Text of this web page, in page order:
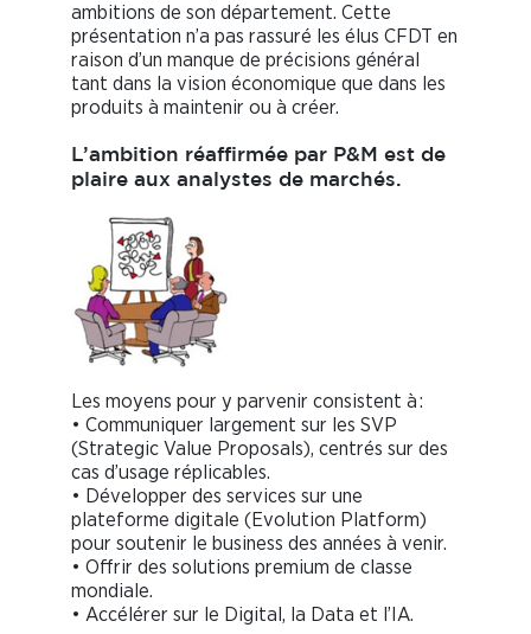
ambitions de son département. Cette
présentation n’a pas rassuré les élus CFDT en
raison d’un manque de précisions général
tant dans la vision économique que dans les
produits à maintenir ou à créer.
L’ambition réaffirmée par P&M est de
plaire aux analystes de marchés.
Les moyens pour y parvenir consistent à :
• Communiquer largement sur les SVP
(Strategic Value Proposals), centrés sur des
cas d’usage réplicables.
• Développer des services sur une
plateforme digitale (Evolution Platform)
pour soutenir le business des années à venir.
• Offrir des solutions premium de classe
mondiale.
• Accélérer sur le Digital, la Data et l’IA.